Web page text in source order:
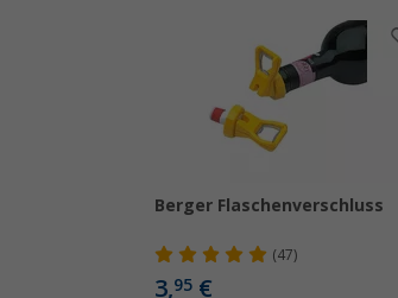
Berger Flaschenverschluss
(47)
3,95 €